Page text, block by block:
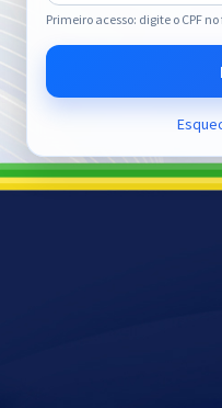
Primeiro acesso: digite o CPF